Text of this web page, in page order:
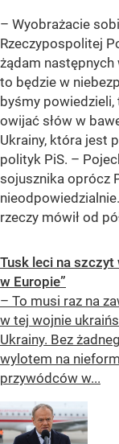
– Wyobrażacie
Rzeczypospolitej
żądam następnych
to będzie w
byśmy powiedzieli,
owijać słów w
Ukrainy, która jest
polityk PiS. –
sojusznika oprócz
rzeczy mówił od
Tusk leci na szczyt
w Europie”
– To musi raz na
w tej wojnie
Ukrainy. Bez
wylotem na
przywódców w...